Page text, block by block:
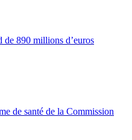
de 890 millions d’euros
de santé de la Commission